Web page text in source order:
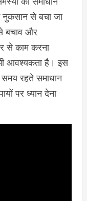
नुकसान से बचा जा
बचाव और
से काम करना
आवश्यकता है। इस
रहते समाधान
पर ध्यान देना